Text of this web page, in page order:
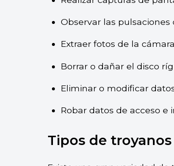
Observar las pulsaciones
Extraer fotos de la
Borrar o dañar el disco
Eliminar o modificar
Robar datos de acceso
Tipos de troyanos